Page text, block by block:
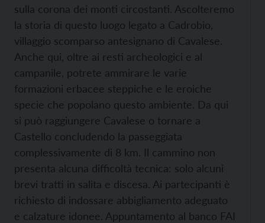
sulla corona dei monti circostanti. Ascolteremo
la storia di questo luogo legato a Cadrobio,
villaggio scomparso antesignano di Cavalese.
Anche qui, oltre ai resti archeologici e al
campanile, potrete ammirare le varie
formazioni erbacee steppiche e le eroiche
specie che popolano questo ambiente. Da qui
si può raggiungere Cavalese o tornare a
Castello concludendo la passeggiata
complessivamente di 8 km. Il cammino non
presenta alcuna difficoltà tecnica: solo alcuni
brevi tratti in salita e discesa. Ai partecipanti è
richiesto di indossare abbigliamento adeguato
e calzature idonee. Appuntamento al banco FAI